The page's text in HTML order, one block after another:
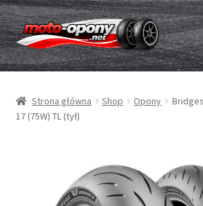
Przejdź
do
nawigacji
Przejdź
do
treści
Opony
Dętki & taśmy
Strona główna Shop Opony
17 (75W) TL (tył)